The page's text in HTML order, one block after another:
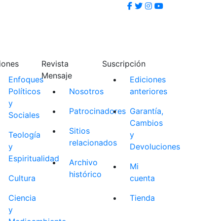
Enfoques
Políticos
y
Sociales
Teología
y
Espiritualidad
Cultura
Ciencia
y
Revista
Mensaje
Nosotros
Patrocinadores
Sitios
relacionados
Archivo
histórico
Suscripción
Ediciones
anteriores
Garantía,
Cambios
y
Devoluciones
Mi
cuenta
Tienda